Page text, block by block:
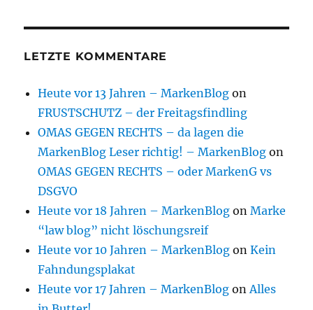
LETZTE KOMMENTARE
Heute vor 13 Jahren – MarkenBlog on
FRUSTSCHUTZ – der Freitagsfindling
OMAS GEGEN RECHTS – da lagen die
MarkenBlog Leser richtig! – MarkenBlog on
OMAS GEGEN RECHTS – oder MarkenG vs
DSGVO
Heute vor 18 Jahren – MarkenBlog onMarke
“law blog” nicht löschungsreif
Heute vor 10 Jahren – MarkenBlog onKein
Fahndungsplakat
Heute vor 17 Jahren – MarkenBlog onAlles